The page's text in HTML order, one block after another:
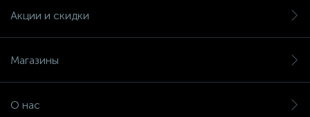
Акции и скидки
Магазины
О нас